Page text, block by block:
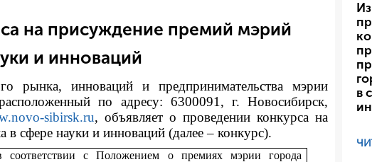
на присуждение премий мэрий
и инноваций
рынка, инноваций и предпринимательства мэрии
по адресу: 6300091, г. Новосибирск,
sibirsk.ru, объявляет о проведении конкурса на
сфере науки и инноваций (далее – конкурс).
соответствии сПоложением о премиях мэрии города
в